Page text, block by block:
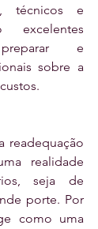
técnicos e
excelentes
e
sobre a
readequação
realidade
seja de
porte. Por
como uma